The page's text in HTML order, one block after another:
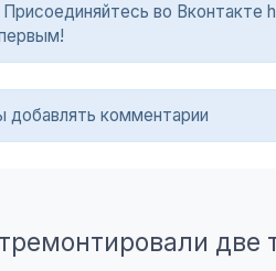
во
добавлять комментарии